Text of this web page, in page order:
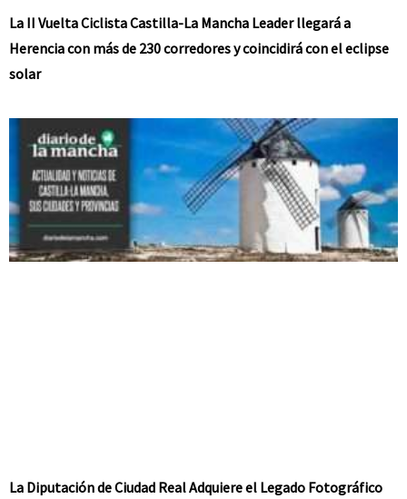
La II Vuelta Ciclista Castilla-La Mancha Leader llegará a
Herencia con más de 230 corredores y coincidirá con el eclipse
solar
La Diputación de Ciudad Real Adquiere el Legado Fotográfico